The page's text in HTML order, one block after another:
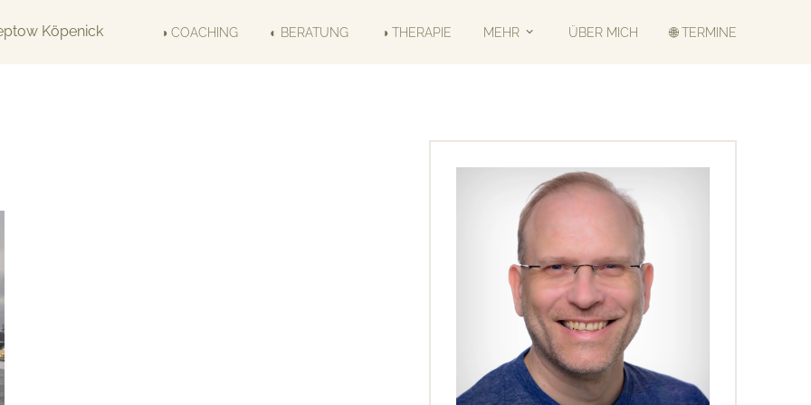
◑ COACHING ◐ BERATUNG ◑ THERAPIE MEHR ÜBER MICH 🌐 TERMINE